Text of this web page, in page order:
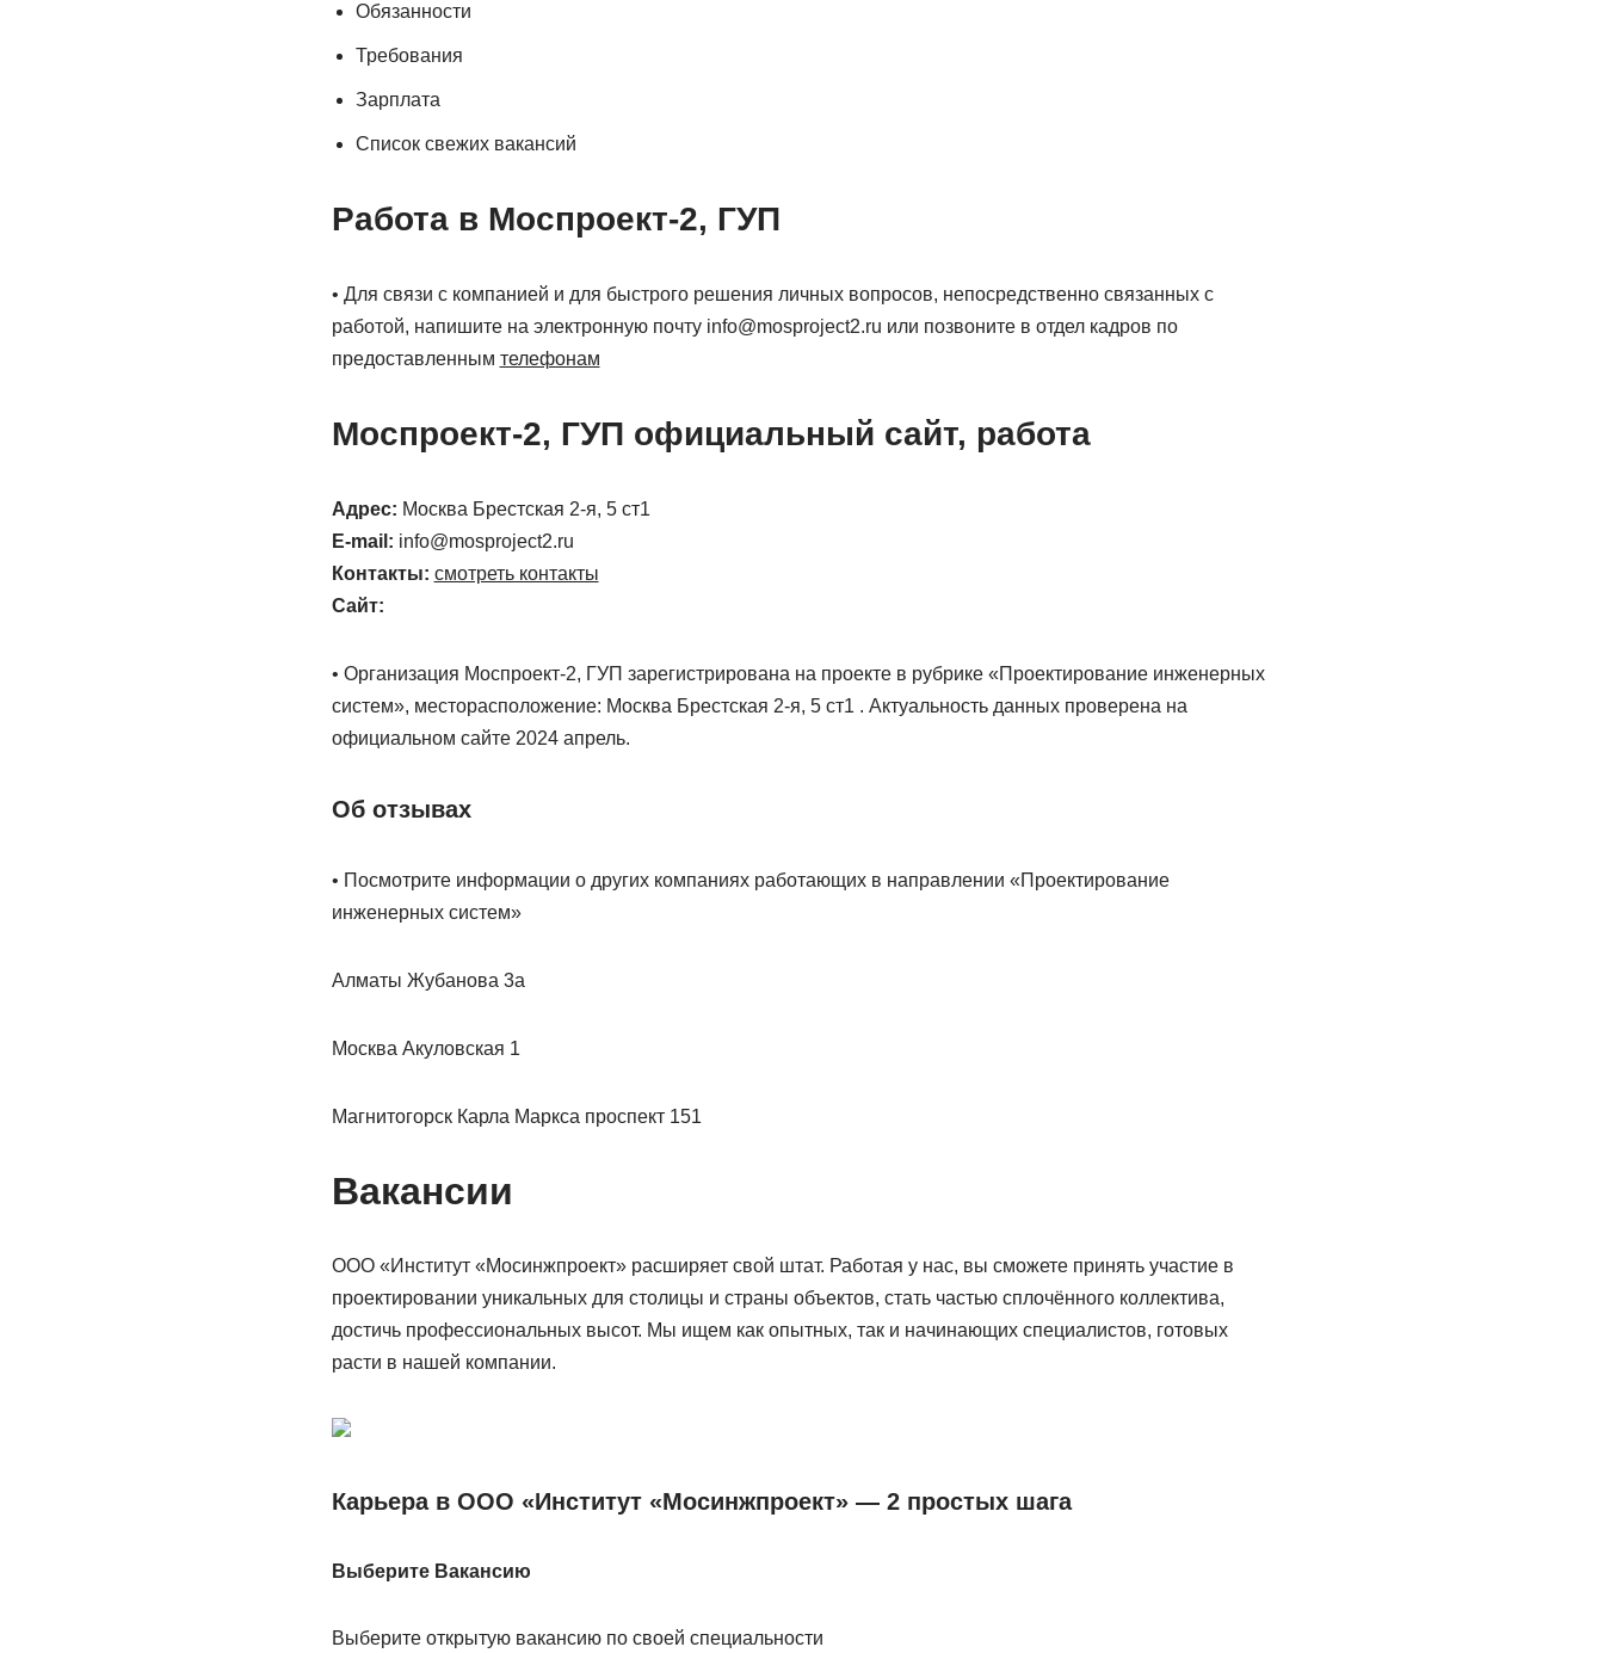
Обязанности
Требования
Зарплата
Список свежих вакансий
Работа в Моспроект-2, ГУП
• Для связи с компанией и для быстрого решения личных вопросов, непосредственно связанных с
работой, напишите на электронную почту info@mosproject2.ru или позвоните в отдел кадров по
предоставленным телефонам
Моспроект-2, ГУП официальный сайт, работа
Адрес: Москва Брестская 2-я, 5 ст1
E-mail: info@mosproject2.ru
Контакты: смотреть контакты
Сайт:
• Организация Моспроект-2, ГУП зарегистрирована на проекте в рубрике «Проектирование инженерных
систем», месторасположение: Москва Брестская 2-я, 5 ст1 . Актуальность данных проверена на
официальном сайте 2024 апрель.
Об отзывах
• Посмотрите информации о других компаниях работающих в направлении «Проектирование
инженерных систем»
Алматы Жубанова 3а
Москва Акуловская 1
Магнитогорск Карла Маркса проспект 151
Вакансии
ООО «Институт «Мосинжпроект» расширяет свой штат. Работая у нас, вы сможете принять участие в
проектировании уникальных для столицы и страны объектов, стать частью сплочённого коллектива,
достичь профессиональных высот. Мы ищем как опытных, так и начинающих специалистов, готовых
расти в нашей компании.
Карьера в ООО «Институт «Мосинжпроект» — 2 простых шага
Выберите Вакансию
Выберите открытую вакансию по своей специальности